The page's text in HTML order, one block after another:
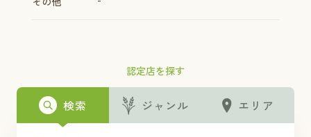
認定店を探す
検索 ジャンル エリア